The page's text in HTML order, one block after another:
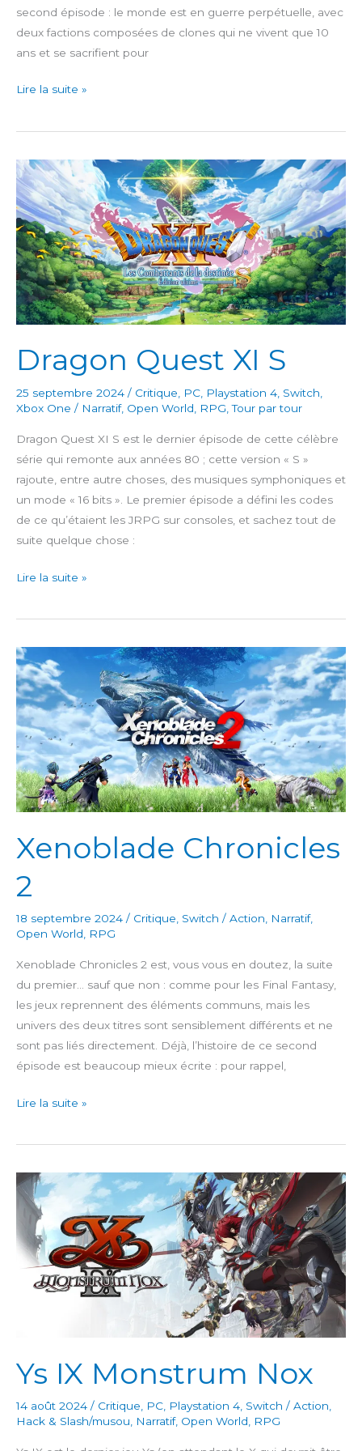
second épisode : le monde est en guerre perpétuelle, avec
deux factions composées de clones qui ne vivent que 10
ans et se sacrifient pour
Xenoblade
3
Lire la suite »
Dragon Quest XI S
25 septembre 2024 / Critique PC Playstation 4 Switch
Xbox One / Narratif, Open World RPG ,Tour par tour
Dragon Quest XI S est le dernier épisode de cette célèbre
série qui remonte aux années 80 ; cette version « S »
rajoute, entre autre choses, des musiques symphoniques et
un mode « 16 bits ». Le premier épisode a défini les codes
de ce qu’étaient les JRPG sur consoles, et sachez tout de
suite quelque chose :
Dragon
XI
Lire la suite »
Xenoblade Chronicles
2
18 septembre 2024 / Critique Switch / Action Narratif,
Open World
RPG
Xenoblade Chronicles 2 est, vous vous en doutez, la suite
du premier… sauf que non : comme pour les Final Fantasy,
les jeux reprennent des éléments communs, mais les
univers des deux titres sont sensiblement différents et ne
sont pas liés directement. Déjà, l’histoire de ce second
épisode est beaucoup mieux écrite : pour rappel,
Xenoblade
2
Lire la suite »
Ys IX Monstrum Nox
14 août 2024 / Critique PC Playstation 4 Switch / Action
Hack & Slash/musou
Narratif, Open World RPG